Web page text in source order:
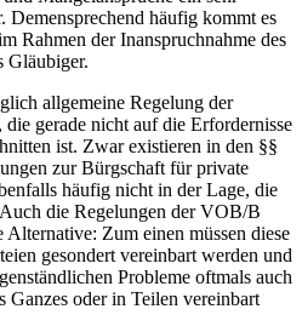
Demensprechend häufig kommt es
Rahmen der Inanspruchnahme des
Gläubiger.
allgemeine Regelung der
gerade nicht auf die Erfordernisse
ist. Zwar existieren in den §§
zur Bürgschaft für private
häufig nicht in der Lage, die
die Regelungen der VOB/B
Zum einen müssen diese
gesondert vereinbart werden und
Probleme oftmals auch
oder in Teilen vereinbart